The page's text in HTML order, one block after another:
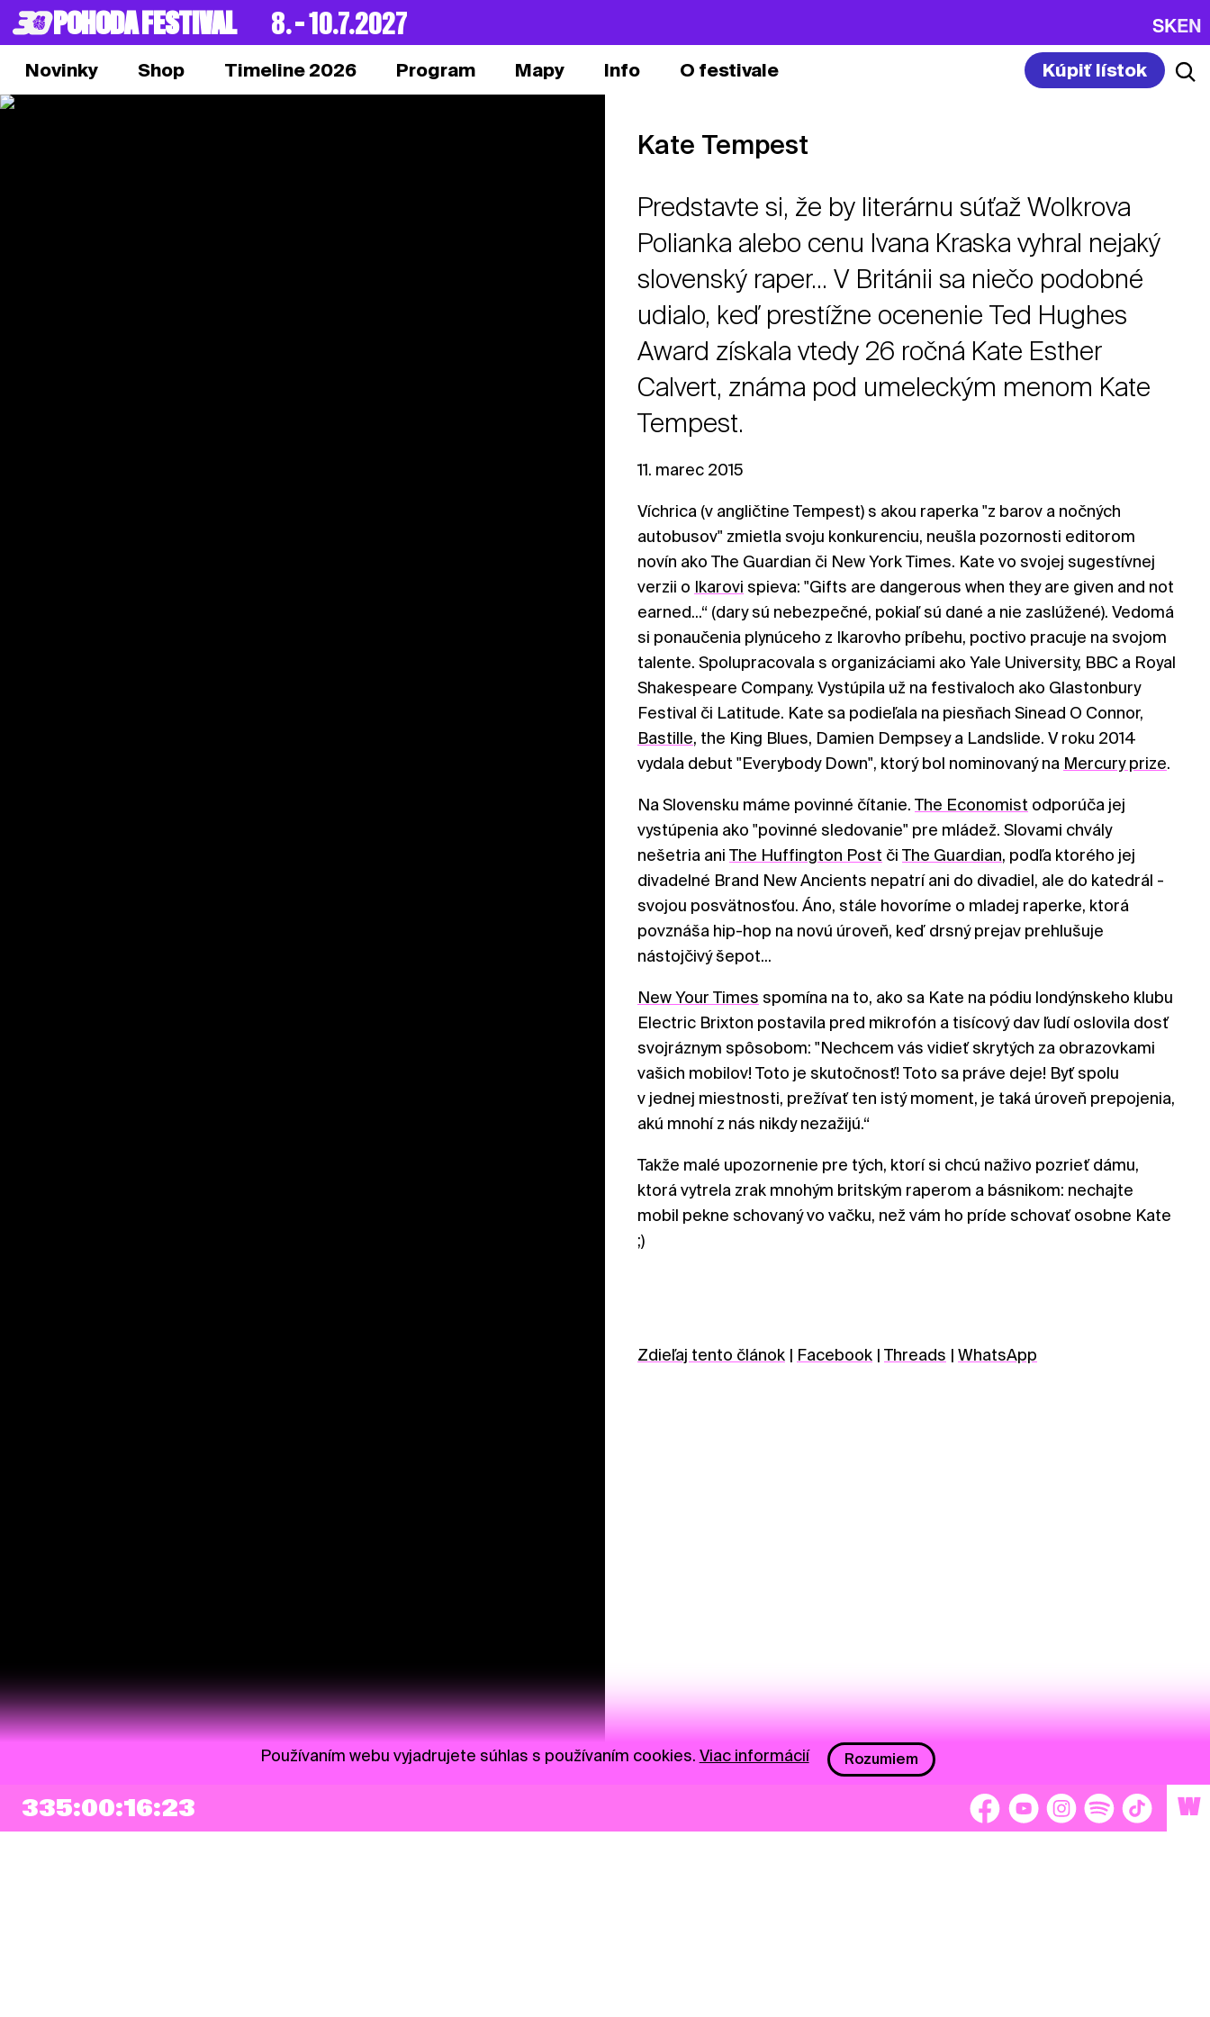
POHODA FESTIVAL 8. – 10.7.2027 SKEN
Novinky Shop Timeline 2026 Program Mapy Info O festivale Kúpiť lístok
Kate Tempest
Predstavte si, že by literárnu súťaž Wolkrova
Polianka alebo cenu Ivana Kraska vyhral nejaký
slovenský raper... V Británii sa niečo podobné
udialo, keď prestížne ocenenie Ted Hughes
Award získala vtedy 26 ročná Kate Esther
Calvert, známa pod umeleckým menom Kate
Tempest.
11. marec 2015
Víchrica (v angličtine Tempest) s akou raperka "z barov a nočných
autobusov" zmietla svoju konkurenciu, neušla pozornosti editorom
novín ako The Guardian či New York Times. Kate vo svojej sugestívnej
verzii o Ikarovi spieva: "Gifts are dangerous when they are given and not
earned...“ (dary sú nebezpečné, pokiaľ sú dané a nie zaslúžené). Vedomá
si ponaučenia plynúceho z Ikarovho príbehu, poctivo pracuje na svojom
talente. Spolupracovala s organizáciami ako Yale University, BBC a Royal
Shakespeare Company. Vystúpila už na festivaloch ako Glastonbury
Festival či Latitude. Kate sa podieľala na piesňach Sinead O Connor,
Bastille, the King Blues, Damien Dempsey a Landslide. V roku 2014
vydala debut "Everybody Down", ktorý bol nominovaný na Mercury prize.
Na Slovensku máme povinné čítanie. The Economist odporúča jej
vystúpenia ako "povinné sledovanie" pre mládež. Slovami chvály
nešetria ani The Huffington Post či The Guardian, podľa ktorého jej
divadelné Brand New Ancients nepatrí ani do divadiel, ale do katedrál -
svojou posvätnosťou. Áno, stále hovoríme o mladej raperke, ktorá
povznáša hip-hop na novú úroveň, keď drsný prejav prehlušuje
nástojčivý šepot...
New Your Times spomína na to, ako sa Kate na pódiu londýnskeho klubu
Electric Brixton postavila pred mikrofón a tisícový dav ľudí oslovila dosť
svojráznym spôsobom: "Nechcem vás vidieť skrytých za obrazovkami
vašich mobilov! Toto je skutočnosť! Toto sa práve deje! Byť spolu
v jednej miestnosti, prežívať ten istý moment, je taká úroveň prepojenia,
akú mnohí z nás nikdy nezažijú.“
Takže malé upozornenie pre tých, ktorí si chcú naživo pozrieť dámu,
ktorá vytrela zrak mnohým britským raperom a básnikom: nechajte
mobil pekne schovaný vo vačku, než vám ho príde schovať osobne Kate
;)
Zdieľaj tento článok | Facebook | Threads | WhatsApp
335:00:16:22 W
Používaním webu vyjadrujete súhlas s používaním cookies. Viac informácií Rozumiem